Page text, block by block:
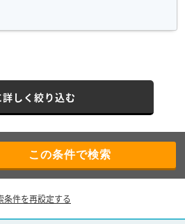
詳しく絞り込む
条件を再設定する